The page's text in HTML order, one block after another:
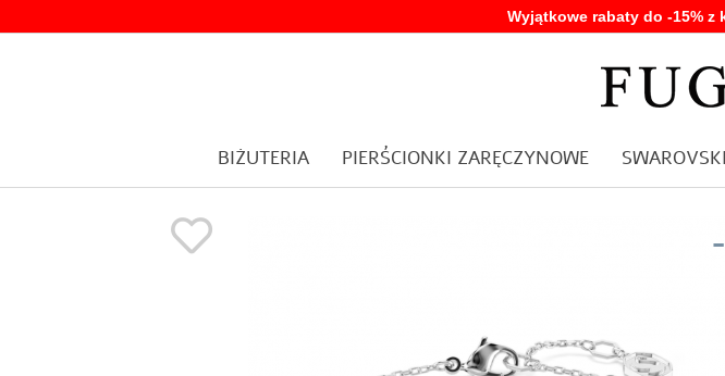
Wyjątkowe rabaty do -15% z
BIŻUTERIA PIERŚCIONKI ZARĘCZYNOWE SWAROVSKI